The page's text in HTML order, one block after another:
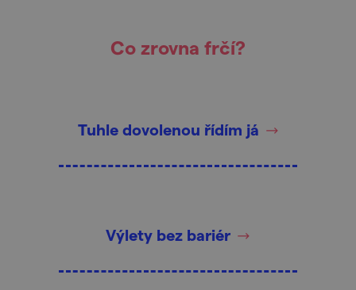
Co zrovna frčí?
Tuhle dovolenou řídím já
Výlety bez bariér